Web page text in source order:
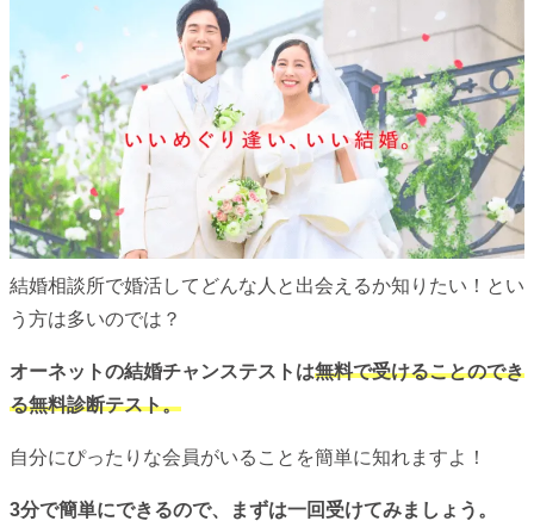
結婚相談所で婚活してどんな人と出会えるか知りたい！とい
う方は多いのでは？
オーネットの結婚チャンステストは無料で受けることのでき
る無料診断テスト。
自分にぴったりな会員がいることを簡単に知れますよ！
3分で簡単にできるので、まずは一回受けてみましょう。